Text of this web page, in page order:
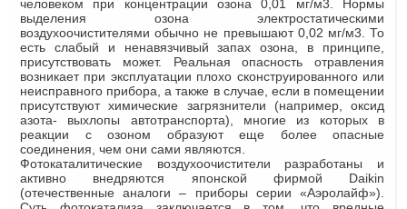
человеком при концентрации озона 0,01 мг/м3. Нормы
выделения озона электростатическими
воздухоочистителями обычно не превышают 0,02 мг/м3. То
есть слабый и ненавязчивый запах озона, в принципе,
присутствовать может. Реальная опасность отравления
возникает при эксплуатации плохо сконструированного или
неисправного прибора, а также в случае, если в помещении
присутствуют химические загрязнители (например, оксид
азота- выхлопы автотранспорта), многие из которых в
реакции с озоном образуют еще более опасные
соединения, чем они сами являются.
Фотокаталитические воздухоочистители разработаны и
активно внедряются японской фирмой Daikin
(отечественные аналоги – приборы серии «Аэролайф»).